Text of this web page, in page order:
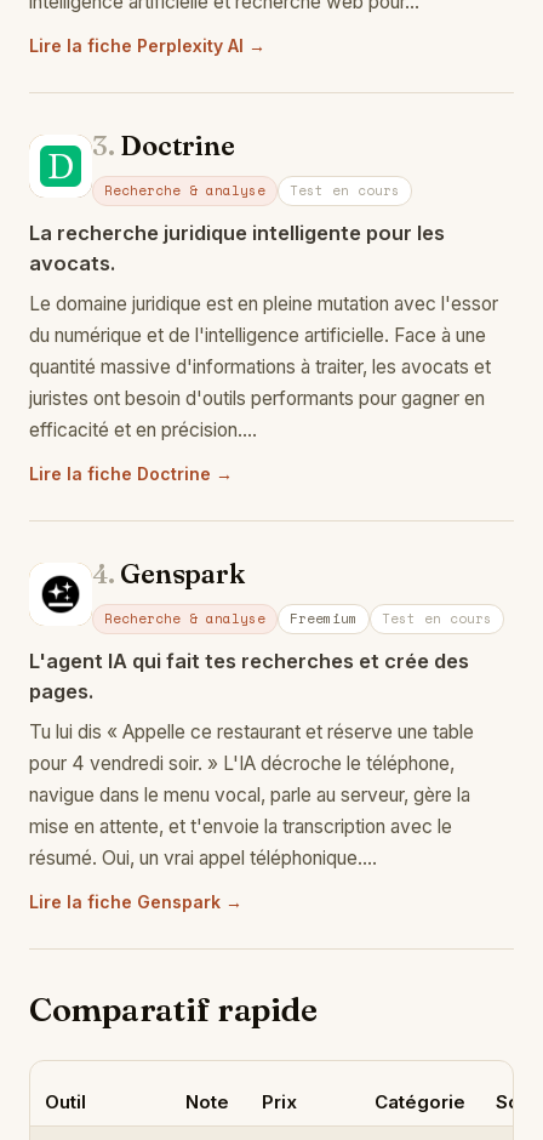
Lire la fiche Perplexity AI →
Do
3. Doctrine
Recherche & analyse Test en cours
La recherche juridique intelligente pour les
avocats.
Le domaine juridique est en pleine mutation avec l'essor
du numérique et de l'intelligence artificielle. Face à une
quantité massive d'informations à traiter, les avocats et
juristes ont besoin d'outils performants pour gagner en
efficacité et en précision.…
Lire la fiche Doctrine →
Ge
4. Genspark
Recherche & analyse Freemium Test en cours
L'agent IA qui fait tes recherches et crée des
pages.
Tu lui dis « Appelle ce restaurant et réserve une table
pour 4 vendredi soir. » L'IA décroche le téléphone,
navigue dans le menu vocal, parle au serveur, gère la
mise en attente, et t'envoie la transcription avec le
résumé. Oui, un vrai appel téléphonique.…
Lire la fiche Genspark →
Comparatif rapide
Outil Note Prix Catégorie